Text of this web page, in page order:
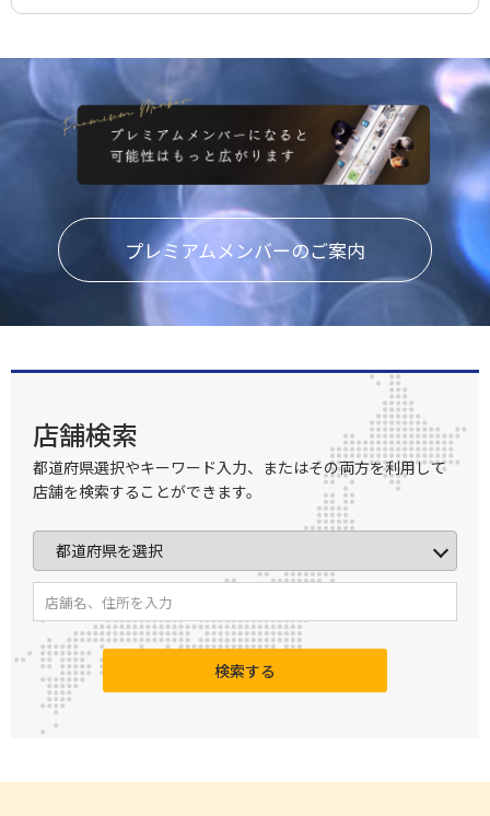
プレミアムメンバーのご案内
店舗検索
都道府県選択やキーワード入力、またはその両方を利用して
店舗を検索することができます。
検索する